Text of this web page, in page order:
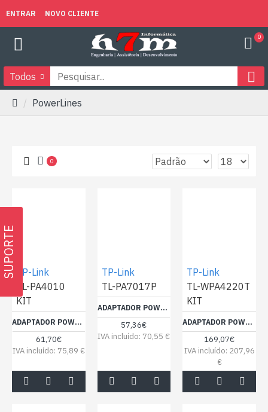
SUPORTE
ENTRAR NOVO CLIENTE
0
Todos
PowerLines
0
TP-Link
TL-PA4010
KIT
ADAPTADOR POWERLINE TP-LINK TL-PA4010KIT 600MBPS/ ALCANCE 300M/ PACK DE 2
61,70€
IVA incluído: 75,89 €
TP-Link
TL-PA7017P
ADAPTADOR POWERLINE TP-LINK TL-PA7017P 1000MBPS/ ALCANCE 300M
57,36€
IVA incluído: 70,55 €
TP-Link
TL-WPA4220T
KIT
ADAPTADOR POWERLINE TP-LINK WPA4220TKIT 500MBPS/ ALCANCE 300M/ PACK DE 3
169,07€
IVA incluído: 207,96
€